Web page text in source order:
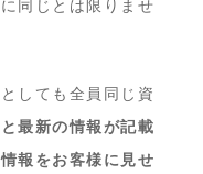
同じとは限りませ
しても全員同じ資
最新の情報が記載
報をお客様に見せ